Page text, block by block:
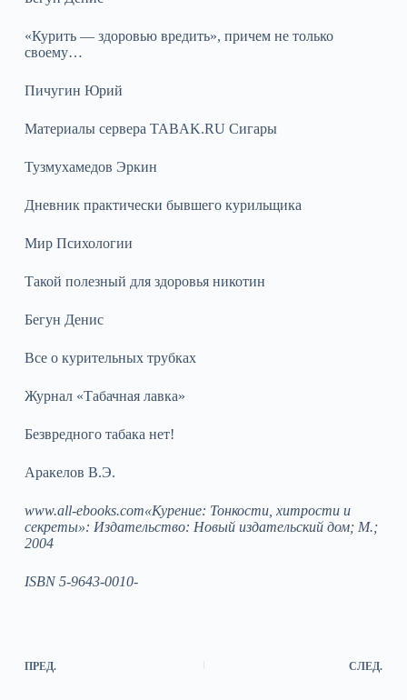
«Курить — здоровью вредить», причем не только
своему…
Пичугин Юрий
Материалы сервера TABAK.RU Сигары
Тузмухамедов Эркин
Дневник практически бывшего курильщика
Мир Психологии
Такой полезный для здоровья никотин
Бегун Денис
Все о курительных трубках
Журнал «Табачная лавка»
Безвредного табака нет!
Аракелов В.Э.
www.all‑ebooks.com«Курение: Тонкости, хитрости и
секреты»: Издательство: Новый издательский дом; М.;
2004
ISBN 5‑9643‑0010‑
ПРЕД. СЛЕД.